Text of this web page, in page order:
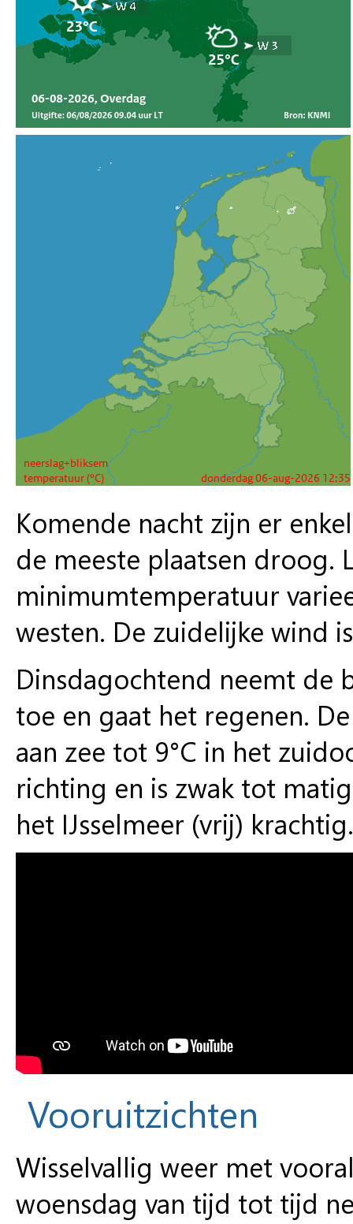
Komende nacht zijn er
de meeste plaatsen droog.
minimumtemperatuur
westen. De zuidelijke wind
Dinsdagochtend neemt de
toe en gaat het regenen.
aan zee tot 9°C in het
richting en is zwak tot
het IJsselmeer (vrij) krachtig.
Vooruitzichten
Wisselvallig weer met
woensdag van tijd tot tijd